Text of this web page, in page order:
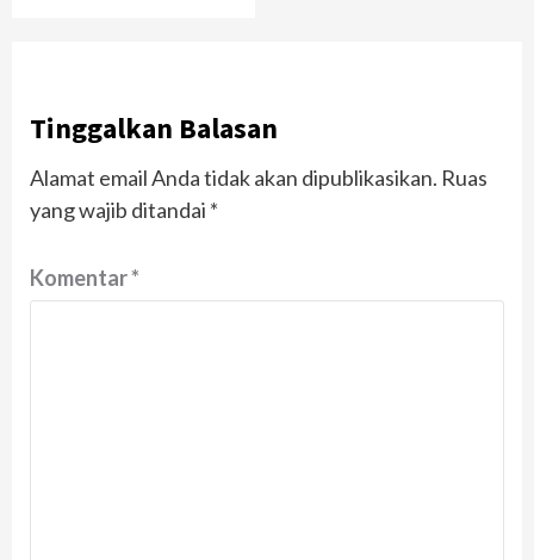
Tinggalkan Balasan
Alamat email Anda tidak akan dipublikasikan. Ruas
yang wajib ditandai *
Komentar*